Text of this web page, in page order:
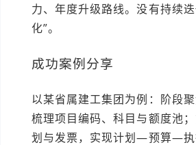
力、年度升级路线。没有持续
化”。
成功案例分享
以某省属建工集团为例：阶段聚
梳理项目编码、科目与额度池
划与发票，实现计划—预算—